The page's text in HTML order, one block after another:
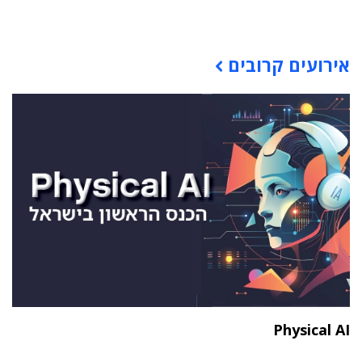
אירועים קרובים
Physical AI